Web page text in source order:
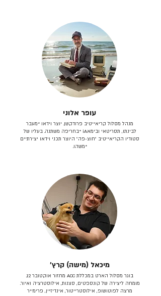
עופר אלוני
מנהל מסלול קריאייטיב פרודקשן. יוצר וידאו *מעבר
לבינתו, תסריטאי וב​ימאiA‎ *בחריפה משתנה. בעליו של
סטודיו הקריאייטיב ״חוצ-פה״ היוצר תכני וידאו יצירתיים
*משהו.
מיכאל (מישה) קרץ׳
בוגר מסלול הארט במכללת ACC מחזור אוקטובר 12.
מומחה ליצירה של קונספטים, סצנות, אילוסטרציה ואיור.
מרצה לפוטושופ, אילוסטרייטור, אינדיזיין, פרימייר